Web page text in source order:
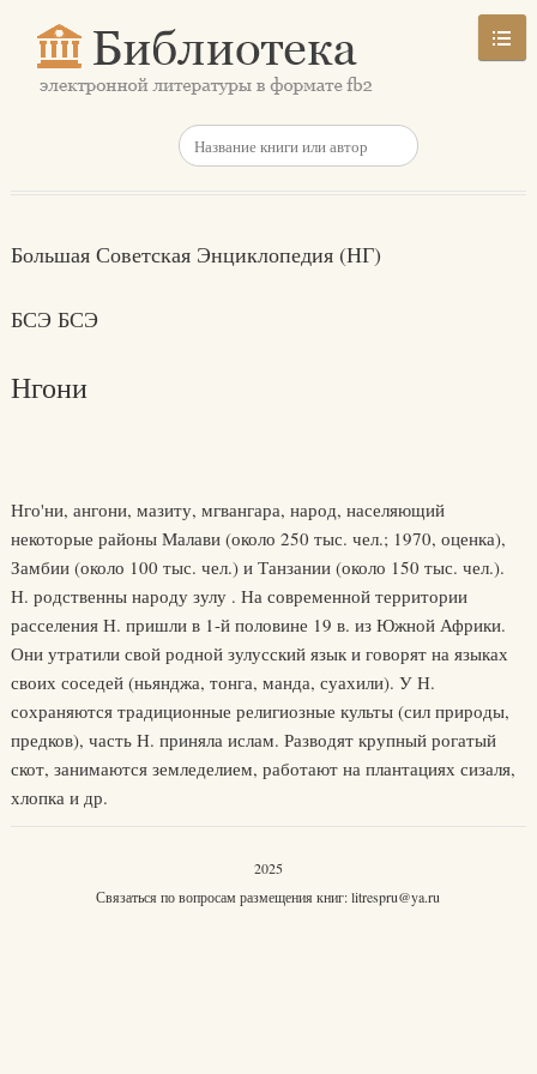
Большая Советская Энциклопедия (НГ)
БСЭ БСЭ
Нгони
Нго'ни, ангони, мазиту, мгвангара, народ, населяющий
некоторые районы Малави (около 250 тыс. чел.; 1970, оценка),
Замбии (около 100 тыс. чел.) и Танзании (около 150 тыс. чел.).
Н. родственны народу зулу . На современной территории
расселения Н. пришли в 1-й половине 19 в. из Южной Африки.
Они утратили свой родной зулусский язык и говорят на языках
своих соседей (ньянджа, тонга, манда, суахили). У Н.
сохраняются традиционные религиозные культы (сил природы,
предков), часть Н. приняла ислам. Разводят крупный рогатый
скот, занимаются земледелием, работают на плантациях сизаля,
хлопка и др.
2025
Связаться по вопросам размещения книг:litrespru@ya.ru